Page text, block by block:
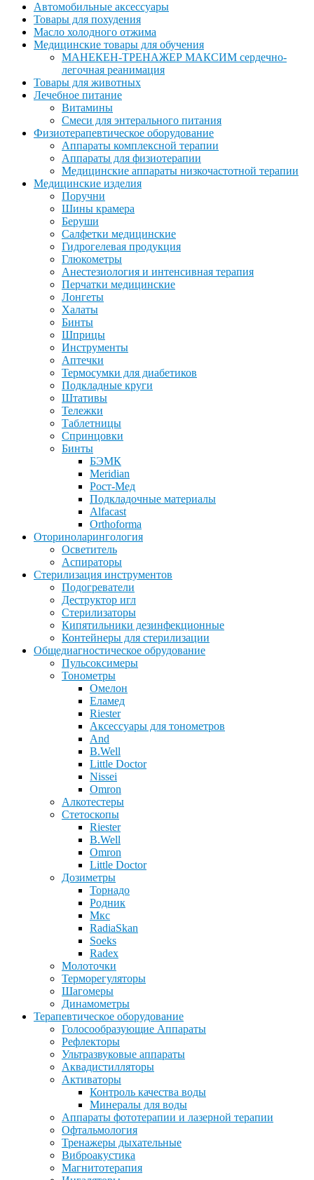
Автомобильные аксессуары
Товары для похудения
Масло холодного отжима
Медицинские товары для обучения
МАНЕКЕН-ТРЕНАЖЕР МАКСИМ сердечно-
легочная реанимация
Товары для животных
Лечебное питание
Витамины
Смеси для энтерального питания
Физиотерапевтическое оборудование
Аппараты комплексной терапии
Аппараты для физиотерапии
Медицинские аппараты низкочастотной терапии
Медицинские изделия
Поручни
Шины крамера
Беруши
Салфетки медицинские
Гидрогелевая продукция
Глюкометры
Анестезиология и интенсивная терапия
Перчатки медицинские
Лонгеты
Халаты
Бинты
Шприцы
Инструменты
Аптечки
Термосумки для диабетиков
Подкладные круги
Штативы
Тележки
Таблетницы
Спринцовки
Бинты
БЭМК
Meridian
Рост-Мед
Подкладочные материалы
Alfacast
Orthoforma
Оториноларингология
Осветитель
Аспираторы
Стерилизация инструментов
Подогреватели
Деструктор игл
Стерилизаторы
Кипятильники дезинфекционные
Контейнеры для стерилизации
Общедиагностическое обрудование
Пульсоксимеры
Тонометры
Омелон
Еламед
Riester
Аксессуары для тонометров
And
B.Well
Little Doctor
Nissei
Omron
Алкотестеры
Стетоскопы
Riester
B.Well
Omron
Little Doctor
Дозиметры
Торнадо
Родник
Мкс
RadiaSkan
Soeks
Radex
Молоточки
Терморегуляторы
Шагомеры
Динамометры
Терапевтическое оборудование
Голосообразующие Аппараты
Рефлекторы
Ультразвуковые аппараты
Аквадистилляторы
Активаторы
Контроль качества воды
Минералы для воды
Аппараты фототерапии и лазерной терапии
Офтальмология
Тренажеры дыхательные
Виброакустика
Магнитотерапия